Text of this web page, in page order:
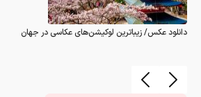
دانلود عکس/ زیباترین لوکیشن‌های عکاسی در جهان